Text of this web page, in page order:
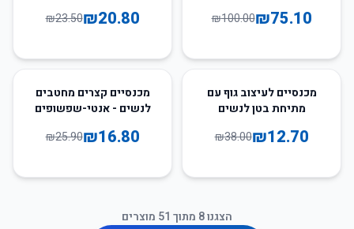
₪75.10
₪100.00
₪20.80
₪23.50
67
מכנסיים לעיצוב גוף עם
מתיחת בטן לנשים
₪12.70
₪38.00
35
מכנסיים קצרים מחטבים
לנשים - אנטי-שפשופים
₪16.80
₪25.90
הצגנו8 מתוך 51 מוצרים